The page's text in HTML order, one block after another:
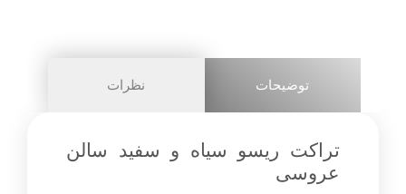
توضیحات نظرات
تراکت ریسو سیاه و سفید سالن
عروسی